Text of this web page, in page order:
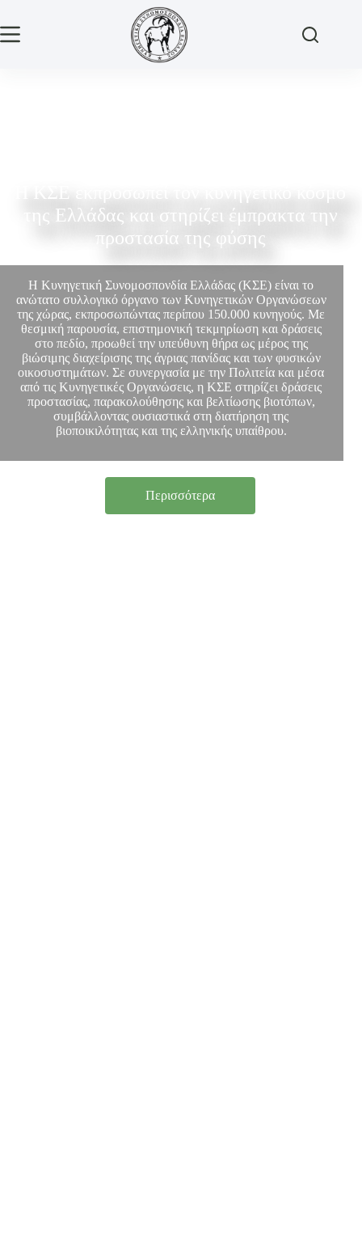
της Ελλάδας και στηρίζει έμπρακτα την
προστασία της φύσης
Η Κυνηγετική Συνομοσπονδία Ελλάδας (ΚΣΕ) είναι το
ανώτατο συλλογικό όργανο των Κυνηγετικών Οργανώσεων
της χώρας, εκπροσωπώντας περίπου 150.000 κυνηγούς. Με
θεσμική παρουσία, επιστημονική τεκμηρίωση και δράσεις
στο πεδίο, προωθεί την υπεύθυνη θήρα ως μέρος της
βιώσιμης διαχείρισης της άγριας πανίδας και των φυσικών
οικοσυστημάτων. Σε συνεργασία με την Πολιτεία και μέσα
από τις Κυνηγετικές Οργανώσεις, η ΚΣΕ στηρίζει δράσεις
προστασίας, παρακολούθησης και βελτίωσης βιοτόπων,
συμβάλλοντας ουσιαστικά στη διατήρηση της
βιοποικιλότητας και της ελληνικής υπαίθρου.
Περισσότερα